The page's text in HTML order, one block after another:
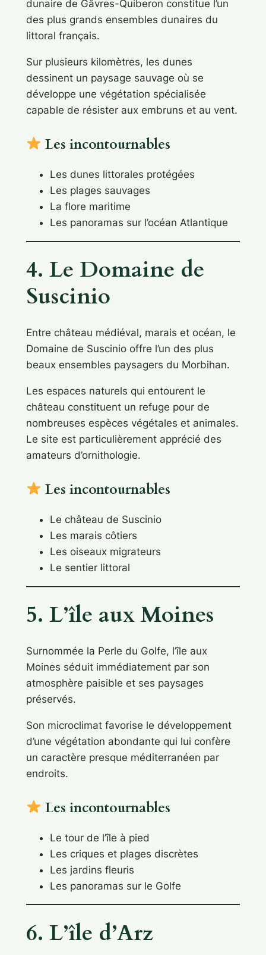
dunaire de Gâvres-Quiberon constitue l’un
des plus grands ensembles dunaires du
littoral français.
Sur plusieurs kilomètres, les dunes
dessinent un paysage sauvage où se
développe une végétation spécialisée
capable de résister aux embruns et au vent.
Les incontournables
Les dunes littorales protégées
Les plages sauvages
La flore maritime
Les panoramas sur l’océan Atlantique
4. Le Domaine de
Suscinio
Entre château médiéval, marais et océan, le
Domaine de Suscinio offre l’un des plus
beaux ensembles paysagers du Morbihan.
Les espaces naturels qui entourent le
château constituent un refuge pour de
nombreuses espèces végétales et animales.
Le site est particulièrement apprécié des
amateurs d’ornithologie.
Les incontournables
Le château de Suscinio
Les marais côtiers
Les oiseaux migrateurs
Le sentier littoral
5. L’île aux Moines
Surnommée la Perle du Golfe, l’île aux
Moines séduit immédiatement par son
atmosphère paisible et ses paysages
préservés.
Son microclimat favorise le développement
d’une végétation abondante qui lui confère
un caractère presque méditerranéen par
endroits.
Les incontournables
Le tour de l’île à pied
Les criques et plages discrètes
Les jardins fleuris
Les panoramas sur le Golfe
6. L’île d’Arz